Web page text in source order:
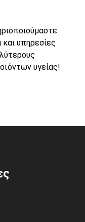
υπηρεσίες
υγείας!